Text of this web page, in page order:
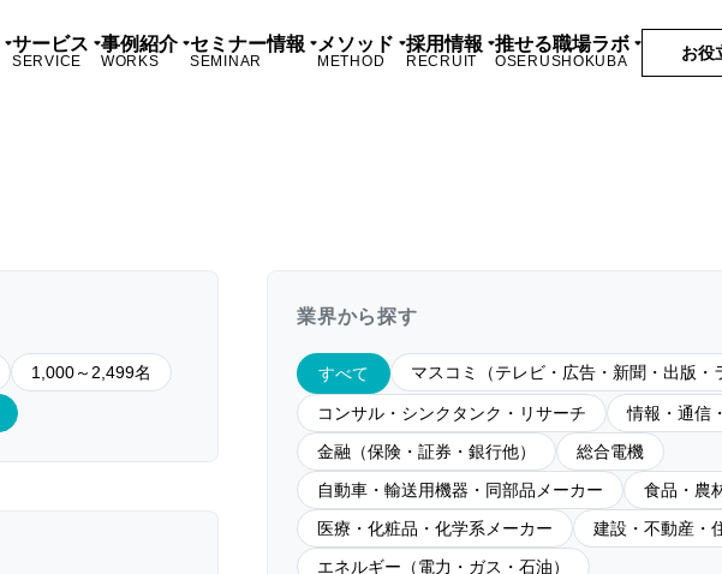
サービス
SERVICE
事例紹介
WORKS
セミナー情報
SEMINAR
メソッド
METHOD
採用情報
RECRUIT
推せる職場ラボ
OSERUSHOKUBA お役
1,000～2,499名
業界から探す
すべて マスコミ（テレビ・広告・新聞・出版・
コンサル・シンクタンク・リサーチ 情報・通信
金融（保険・証券・銀行他）
総合電機
自動車・輸送用機器・同部品メーカー
食品・農
医療・化粧品・化学系メーカー
建設・不動産・
エネルギー（電力・ガス・石油）